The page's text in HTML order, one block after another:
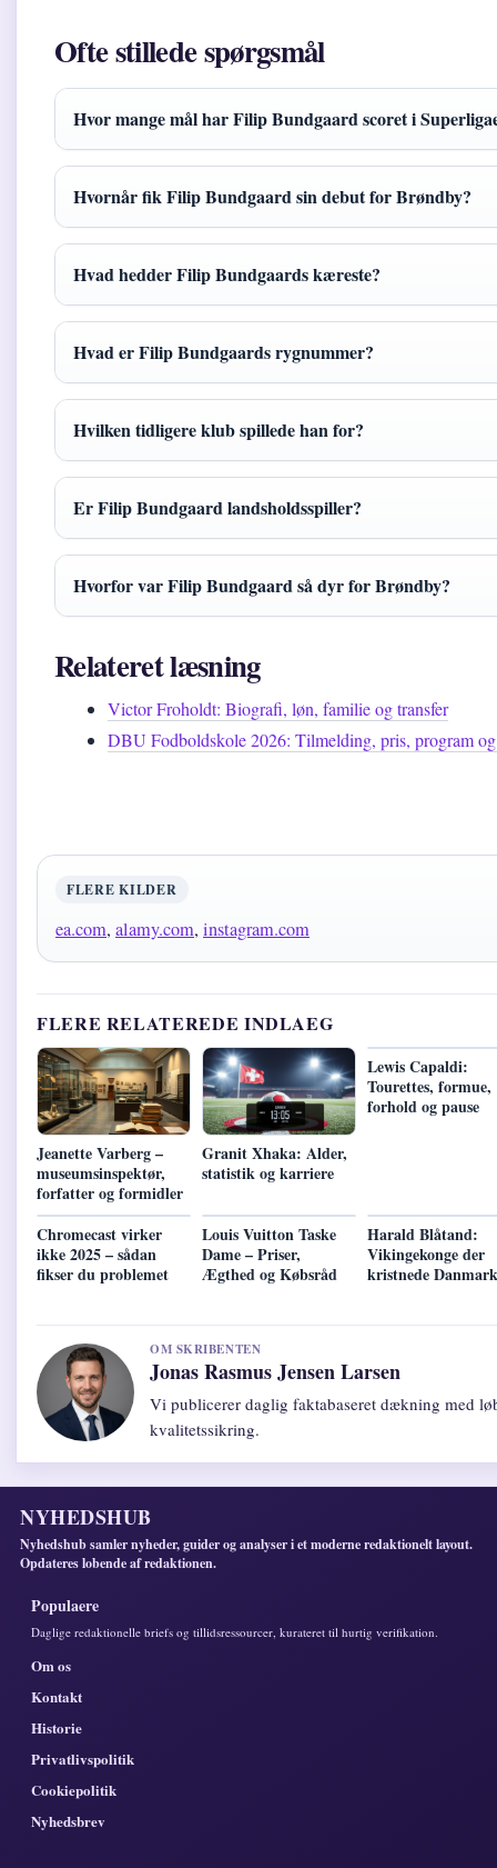
Ofte stillede spørgsmål
Hvor mange mål har Filip Bundgaard scoret i
Hvornår fik Filip Bundgaard sin debut for Brøndby?
Hvad hedder Filip Bundgaards kæreste?
Hvad er Filip Bundgaards rygnummer?
Hvilken tidligere klub spillede han for?
Er Filip Bundgaard landsholdsspiller?
Hvorfor var Filip Bundgaard så dyr for Brøndby?
Relateret læsning
Victor Froholdt: Biografi, løn, familie og transfer
DBU Fodboldskole 2026: Tilmelding, pris, program
FLERE KILDER
ea.com, alamy.com, instagram.com
FLERE RELATEREDE INDLAEG
Jeanette Varberg –
museumsinspektør,
forfatter og formidler
Granit Xhaka: Alder,
statistik og karriere
Lewis Capaldi:
Tourettes, formue,
forhold og pause
Chromecast virker
ikke 2025 – sådan
fikser du problemet
Louis Vuitton Taske
Dame – Priser,
Ægthed og Købsråd
Harald Blåtand:
Vikingekonge der
kristnede Danmark
OM SKRIBENTEN
Jonas Rasmus Jensen Larsen
Vi publicerer daglig faktabaseret dækning med
kvalitetssikring.
NYHEDSHUB
Nyhedshub samler nyheder, guider og analyser i et moderne redaktionelt layout.
Opdateres lobende af redaktionen.
Populaere
Daglige redaktionelle briefs og tillidsressourcer, kurateret til hurtig verifikation.
Om os
Kontakt
Historie
Privatlivspolitik
Cookiepolitik
Nyhedsbrev